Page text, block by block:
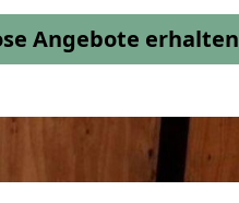
Angebote erhalten